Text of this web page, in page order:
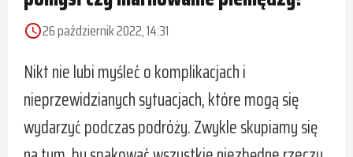
access_time26 październik 2022, 14:31
Nikt nie lubi myśleć o komplikacjach i
nieprzewidzianych sytuacjach, które mogą się
wydarzyć podczas podróży. Zwykle skupiamy się